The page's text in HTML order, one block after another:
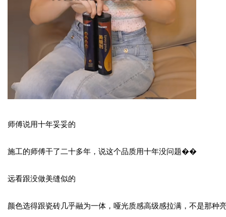
师傅说用十年妥妥的
施工的师傅干了二十多年，说这个品质用十年没问题��
远看跟没做美缝似的
颜色选得跟瓷砖几乎融为一体，哑光质感高级感拉满，不是那种